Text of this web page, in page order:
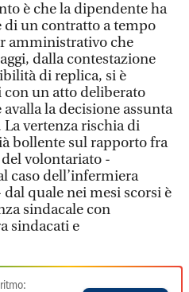
è che la dipendente ha
di un contratto a tempo
amministrativo che
dalla contestazione
di replica, si è
con un atto deliberato
la decisione assunta
vertenza rischia di
bollente sul rapporto fra
volontariato -
caso dell’infermiera
quale nei mesi scorsi è
sindacale con
sindacati e